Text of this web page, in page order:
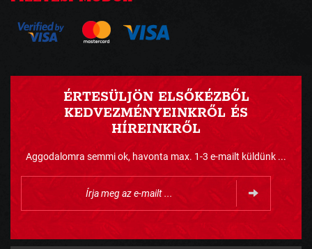
ÉRTESÜLJÖN ELSŐKÉZBŐL
KEDVEZMÉNYEINKRŐL ÉS
HÍREINKRŐL
Aggodalomra semmi ok, havonta max. 1-3 e-mailt küldünk ...